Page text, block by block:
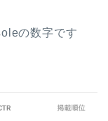
の数字です